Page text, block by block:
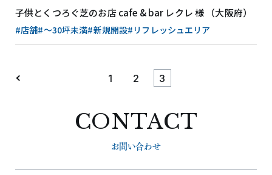
子供とくつろぐ芝のお店 cafe & bar レクレ 様 （大阪府）
#店舗#〜30坪未満#新規開設#リフレッシュエリア
1 2 3
CONTACT
お問い合わせ